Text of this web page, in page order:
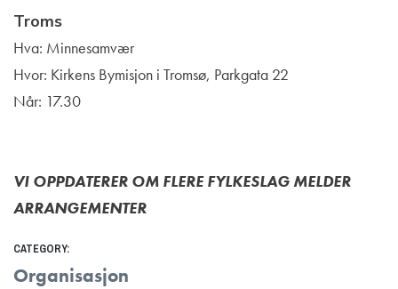
Troms
Hva: Minnesamvær
Hvor: Kirkens Bymisjon i Tromsø, Parkgata 22
Når: 17.30
VI OPPDATERER OM FLERE FYLKESLAG MELDER
ARRANGEMENTER
CATEGORY:
Organisasjon